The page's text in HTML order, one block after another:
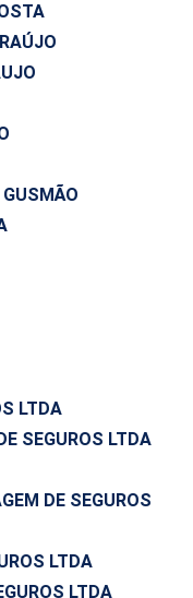
GUSMÃO
LTDA
SEGUROS LTDA
DE SEGUROS
LTDA
LTDA